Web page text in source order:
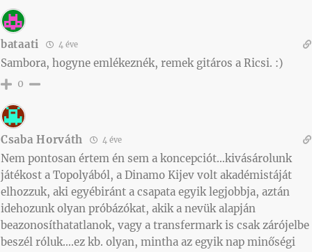
bataati 4 éve
Sambora, hogyne emlékeznék, remek gitáros a Ricsi. :)
0
Csaba Horváth 4 éve
Nem pontosan értem én sem a koncepciót…kivásárolunk
játékost a Topolyából, a Dinamo Kijev volt akadémistáját
elhozzuk, aki egyébiránt a csapata egyik legjobbja, aztán
idehozunk olyan próbázókat, akik a nevük alapján
beazonosíthatatlanok, vagy a transfermark is csak zárójelbe
beszél róluk….ez kb. olyan, mintha az egyik nap minőségi